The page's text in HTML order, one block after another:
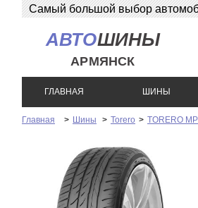
Самый большой выбор
АВТОШИНЫ
АРМЯНСК
ГЛАВНАЯ ШИНЫ
Главная > Шины > Torero > TORERO